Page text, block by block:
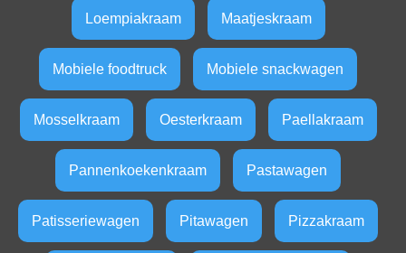
Loempiakraam Maatjeskraam
Mobiele foodtruck Mobiele snackwagen
Mosselkraam Oesterkraam Paellakraam
Pannenkoekenkraam Pastawagen
Patisseriewagen Pitawagen Pizzakraam